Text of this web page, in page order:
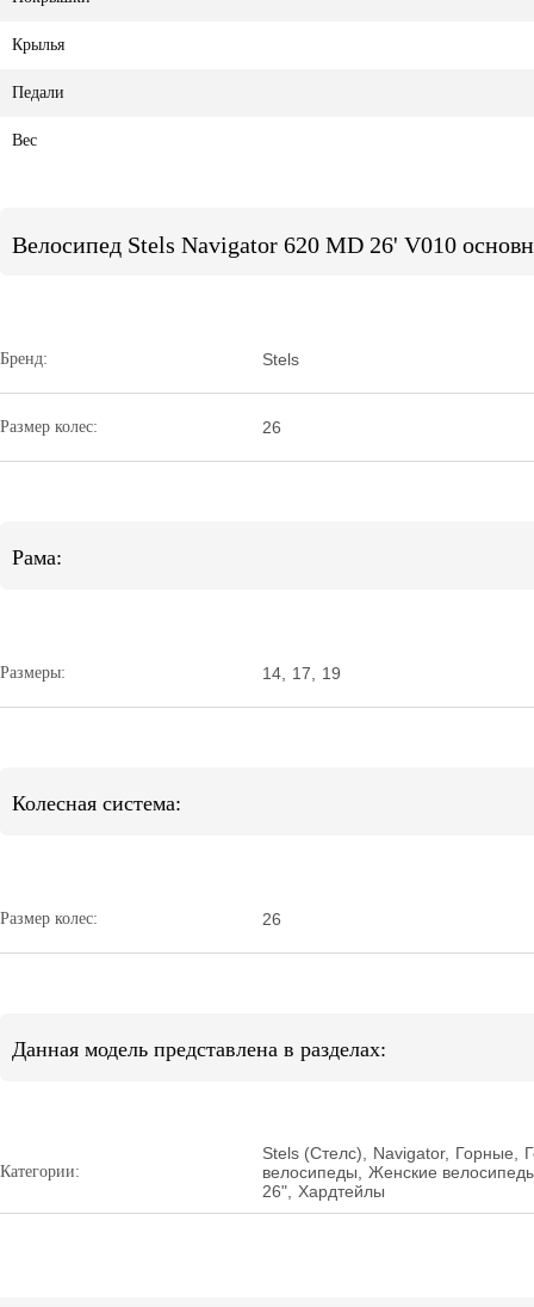
Крылья
Педали
Вес
Велосипед Stels Navigator 620 MD 26' V010
Бренд: Stels
Размер колес: 26
Рама:
Размеры: 14 17 19
Колесная система:
Размер колес: 26
Данная модель представлена в разделах:
Категории:
Stels (Стелс) Navigator, Горные
велосипеды
Женские
26"
Хардтейлы